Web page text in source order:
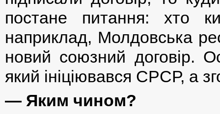
постане питання: хто
наприклад, Молдовська
новий союзний договір.
який ініціювався СРСР, а
— Яким чином?